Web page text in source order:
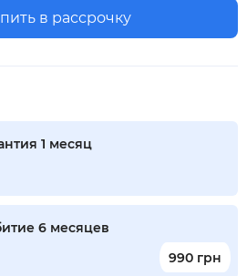
в рассрочку
1 месяц
6 месяцев
990 грн